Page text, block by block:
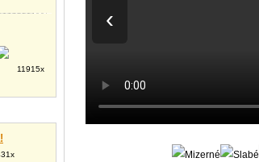
11915x
‹